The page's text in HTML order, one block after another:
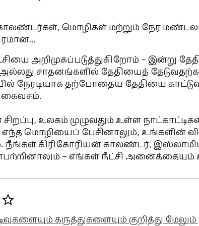
மொழிகள் மற்றும் நேர
அறிமுகப்படுத்துகிறோம் – இன்று
சாதனங்களில் தேதியைத்
நேரடியாக தற்போதைய தேதியை
சிறப்பு, உலகம் முழுவதும் உள்ள
எந்த மொழியைப் பேசினாலும், உங்களின்
நீங்கள் கிரிகோரியன் காலண்டர்,
– எங்கள் நீட்சி அனைத்தையும்
எந்தத் தடையும் இல்லாமல்
அல்லது நேரத்தைப்
பயன்படுத்த முடியும் என்பதை
கருத்துகளையும் குறித்து